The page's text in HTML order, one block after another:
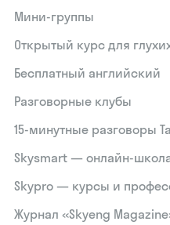
Мини-группы
Открытый курс для
Бесплатный английский
Разговорные клубы
15‑минутные разговоры
Skysmart — онлайн-
Skypro — курсы и
Журнал «Skyeng